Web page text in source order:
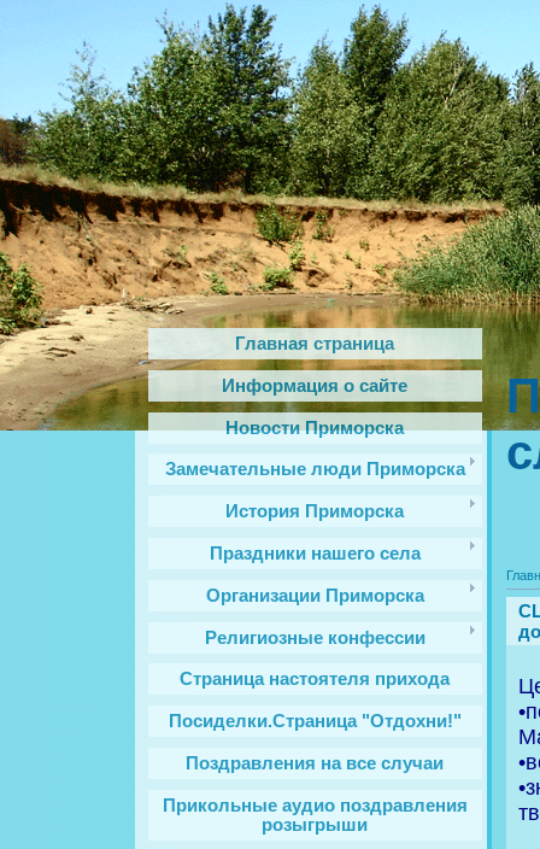
Главная страница
Информация о сайте
Новости Приморска
Замечательные люди Приморска
История Приморска
Праздники нашего села
Организации Приморска
Религиозные конфессии
Cтраница настоятеля прихода
Посиделки.Страница "Отдохни!"
Поздравления на все случаи
Прикольные аудио поздравления
розыгрыши